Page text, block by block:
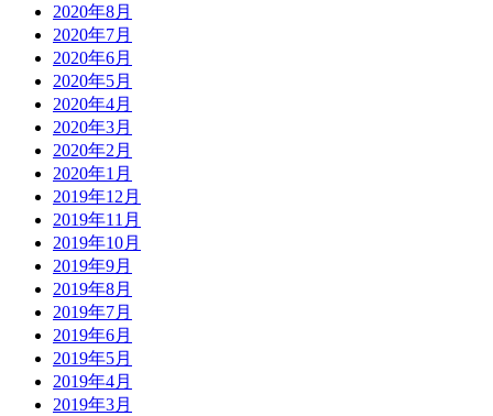
2020年8月
2020年7月
2020年6月
2020年5月
2020年4月
2020年3月
2020年2月
2020年1月
2019年12月
2019年11月
2019年10月
2019年9月
2019年8月
2019年7月
2019年6月
2019年5月
2019年4月
2019年3月